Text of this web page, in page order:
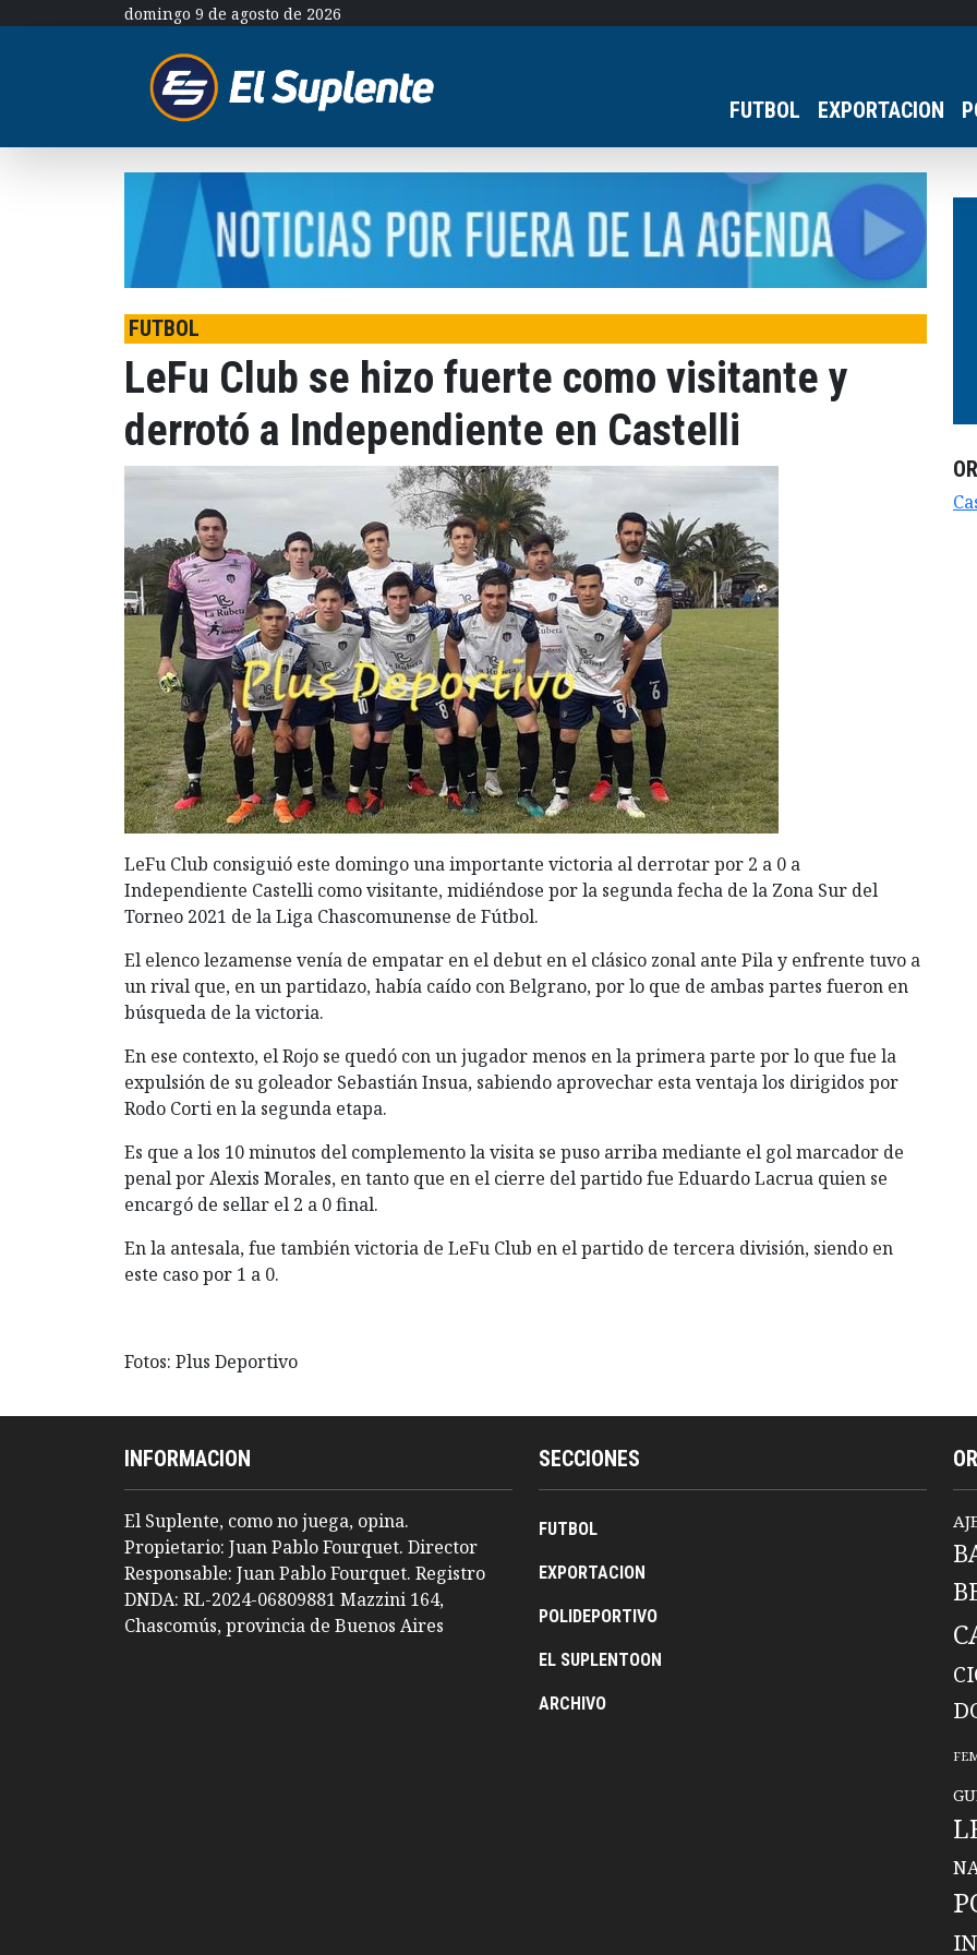
domingo 9 de agosto de 2026
FUTBOL EXPORTACION
FUTBOL
LeFu Club se hizo fuerte como visitante y
derrotó a Independiente en Castelli
LeFu Club consiguió este domingo una importante victoria al derrotar por 2 a 0 a
Independiente Castelli como visitante, midiéndose por la segunda fecha de la Zona Sur del
Torneo 2021 de la Liga Chascomunense de Fútbol.
El elenco lezamense venía de empatar en el debut en el clásico zonal ante Pila y enfrente tuvo a
un rival que, en un partidazo, había caído con Belgrano, por lo que de ambas partes fueron en
búsqueda de la victoria.
En ese contexto, el Rojo se quedó con un jugador menos en la primera parte por lo que fue la
expulsión de su goleador Sebastián Insua, sabiendo aprovechar esta ventaja los dirigidos por
Rodo Corti en la segunda etapa.
Es que a los 10 minutos del complemento la visita se puso arriba mediante el gol marcador de
penal por Alexis Morales, en tanto que en el cierre del partido fue Eduardo Lacrua quien se
encargó de sellar el 2 a 0 final.
En la antesala, fue también victoria de LeFu Club en el partido de tercera división, siendo en
este caso por 1 a 0.
Fotos: Plus Deportivo
INFORMACION
El Suplente, como no juega, opina.
Propietario: Juan Pablo Fourquet. Director
Responsable: Juan Pablo Fourquet. Registro
DNDA: RL-2024-06809881 Mazzini 164,
Chascomús, provincia de Buenos Aires
SECCIONES
FUTBOL
EXPORTACION
POLIDEPORTIVO
EL SUPLENTOON
ARCHIVO